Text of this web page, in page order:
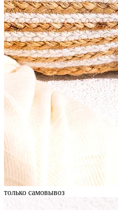
только самовывоз